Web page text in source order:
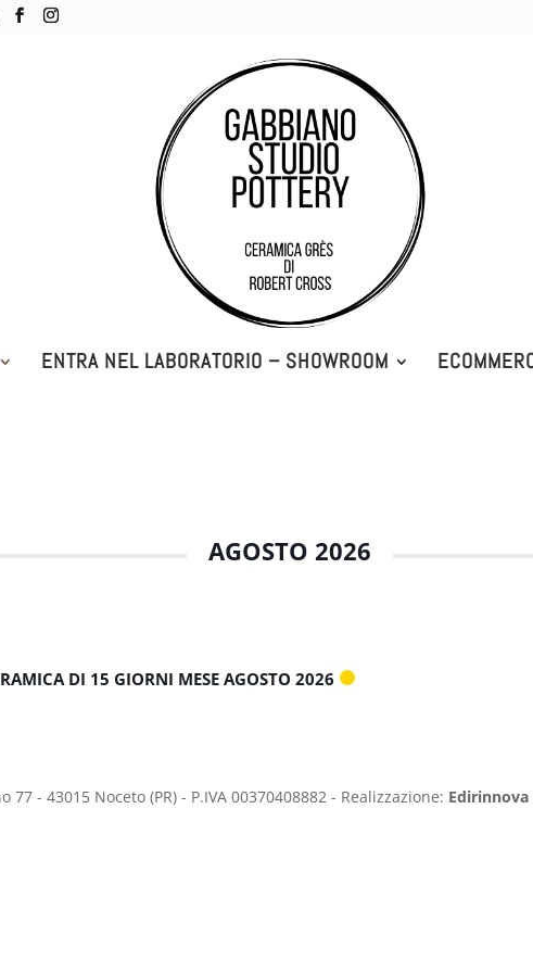
ENTRA NEL LABORATORIO – SHOWROOM
AGOSTO 2026
DI 15 GIORNI MESE AGOSTO 2026
- 43015 Noceto (PR) - P.IVA 00370408882 - Realizzazione: Edirinnova